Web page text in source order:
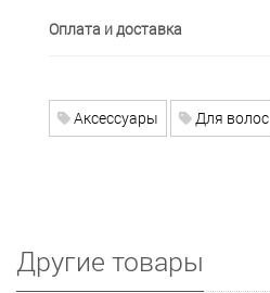
Оплата и доставка
Аксессуары Для волос
Другие товары